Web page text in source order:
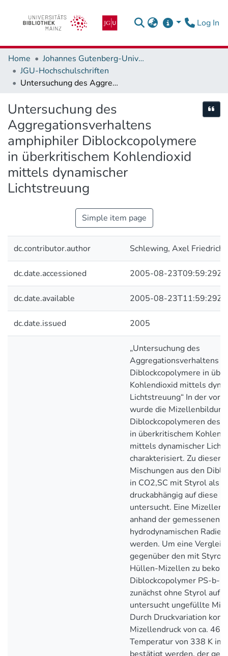
Log In
Home
Johannes Gutenberg-Universität Mainz
JGU-Hochschulschriften
Untersuchung des Aggregationsverhaltens amphiphiler Diblockcopolymere in überkritischem Kohlendioxid mittels dynamischer Lichtstreuung
Untersuchung des
Aggregationsverhaltens
amphiphiler Diblockcopolymere
in überkritischem Kohlendioxid
mittels dynamischer
Lichtstreuung
Simple item page
dc.contributor.author Schlewing, Axel Friedrich
dc.date.accessioned 2005-08-23T09:59:29Z
dc.date.available 2005-08-23T11:59:29Z
dc.date.issued 2005
„Untersuchung des
Aggregationsverhaltens
Diblockcopolymere in
Kohlendioxid mittels
Lichtstreuung“ In der
wurde die
Diblockcopolymeren des
in überkritischem
mittels dynamischer
charakterisiert. Zu diesem
Mischungen aus den
in CO2,SC mit Styrol als
druckabhängig auf diese
untersucht. Eine
anhand der gemessenen
hydrodynamischen
werden. Um eine
gegenüber den mit Styrol
Hüllen-Mizellen zu
Diblockcopolymer PS-b-
zunächst ohne Styrol auf
untersucht ungefüllte
Durch Druckvariation
Mizellendruck von ca.
Temperatur von 338 K im